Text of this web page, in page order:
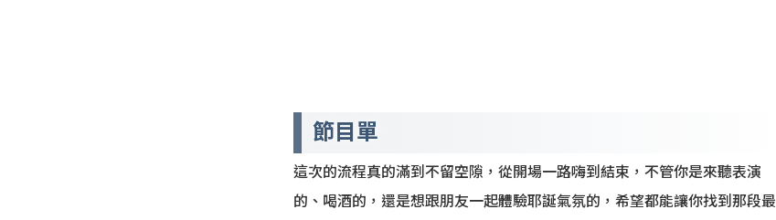
節目單
這次的流程真的滿到不留空隙，從開場一路嗨到結束，不管你是來聽表演
的、喝酒的，還是想跟朋友一起體驗耶誕氣氛的，希望都能讓你找到那段最